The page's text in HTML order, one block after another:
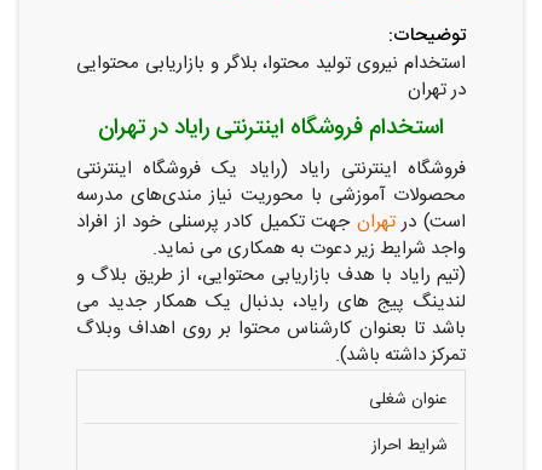
توضیحات:
استخدام نیروی تولید محتوا، بلاگر و بازاریابی محتوایی
در تهران
استخدام فروشگاه اینترنتی رایاد در تهران
فروشگاه اینترنتی رایاد (رایاد یک فروشگاه اینترنتی
محصولات آموزشی با محوریت نیاز مندی‌های مدرسه
است) درتهران جهت تکمیل کادر پرسنلی خود از افراد
واجد شرایط زیر دعوت به همکاری می نماید.
(تیم رایاد با هدف بازاریابی محتوایی، از طریق بلاگ و
لندینگ پیج های رایاد، بدنبال یک همکار جدید می
باشد تا بعنوان کارشناس محتوا بر روی اهداف وبلاگ
تمرکز داشته باشد).
عنوان شغلی
شرایط احراز